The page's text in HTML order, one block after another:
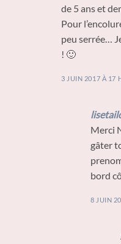
de 5 ans et
Pour
peu serrée…
! 🙂
3 JUIN 2017 À 17
Merci
gâter
bord
8 JUIN